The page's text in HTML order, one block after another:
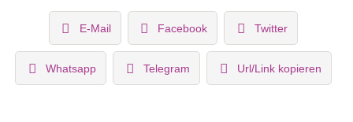
E-Mail Facebook Twitter
Whatsapp Telegram Url/Link kopieren